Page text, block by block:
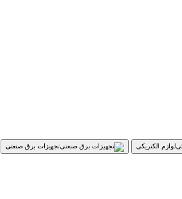
لوازم الکتریکی تجهیزات برق صنعتی